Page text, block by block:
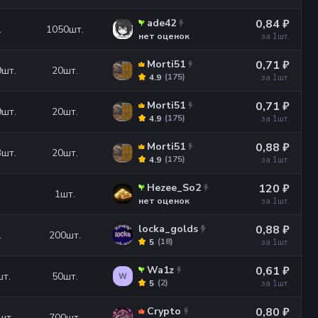
1050шт. ade42
нет оценок
0,84 ₽
за 1шт.
шт. 20шт. Morti51
(175)
4.9
0,71 ₽
за 1шт.
шт. 20шт. Morti51
(175)
4.9
0,71 ₽
за 1шт.
шт. 20шт. Morti51
(175)
4.9
0,88 ₽
за 1шт.
1шт. Hezee_So2
нет оценок
120 ₽
за 1шт.
200шт. locka_golds
(18)
5
0,88 ₽
за 1шт.
50шт. W Wa1z
(2)
5
0,61 ₽
за 1шт.
Crypto 0,80 ₽